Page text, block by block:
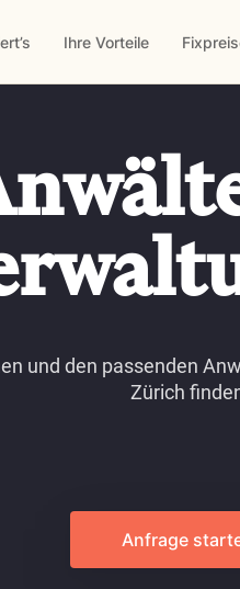
Ihre Vorteile
und den passenden
Zürich
Anfrage